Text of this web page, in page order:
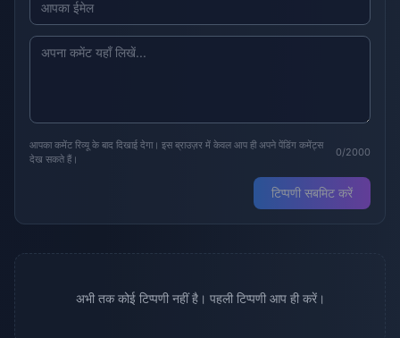
आपका कमेंट रिव्यू के बाद दिखाई देगा। इस ब्राउज़र में केवल आप ही अपने पेंडिंग कमेंट्स
देख सकते हैं।
0/2000
टिप्पणी सबमिट करें
अभी तक कोई टिप्पणी नहीं है। पहली टिप्पणी आप ही करें।